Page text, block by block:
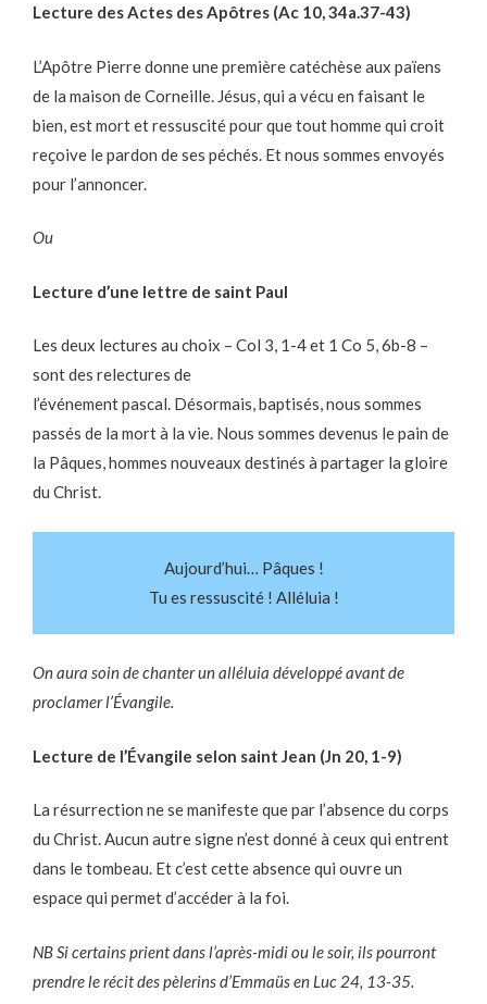
Lecture des Actes des Apôtres (Ac 10, 34a.37-43)
L’Apôtre Pierre donne une première catéchèse aux païens
de la maison de Corneille. Jésus, qui a vécu en faisant le
bien, est mort et ressuscité pour que tout homme qui croit
reçoive le pardon de ses péchés. Et nous sommes envoyés
pour l’annoncer.
Ou
Lecture d’une lettre de saint Paul
Les deux lectures au choix – Col 3, 1-4 et 1 Co 5, 6b-8 –
sont des relectures de
l’événement pascal. Désormais, baptisés, nous sommes
passés de la mort à la vie. Nous sommes devenus le pain de
la Pâques, hommes nouveaux destinés à partager la gloire
du Christ.
Aujourd’hui… Pâques !
Tu es ressuscité ! Alléluia !
On aura soin de chanter un alléluia développé avant de
proclamer l’Évangile.
Lecture de l’Évangile selon saint Jean (Jn 20, 1-9)
La résurrection ne se manifeste que par l’absence du corps
du Christ. Aucun autre signe n’est donné à ceux qui entrent
dans le tombeau. Et c’est cette absence qui ouvre un
espace qui permet d’accéder à la foi.
NB Si certains prient dans l’après-midi ou le soir, ils pourront
prendre le récit des pèlerins d’Emmaüs en Luc 24, 13-35.